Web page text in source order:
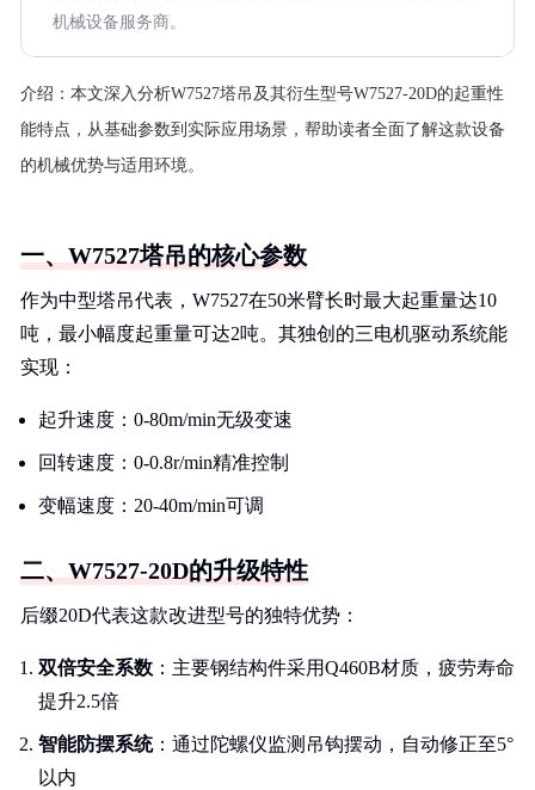
机械设备服务商。
介绍： 本文深入分析W7527塔吊及其衍生型号W7527-20D的起重性
能特点，从基础参数到实际应用场景，帮助读者全面了解这款设备
的机械优势与适用环境。
一、W7527塔吊的核心参数
作为中型塔吊代表，W7527在50米臂长时最大起重量达10
吨，最小幅度起重量可达2吨。其独创的三电机驱动系统能
实现：
起升速度：0-80m/min无级变速
回转速度：0-0.8r/min精准控制
变幅速度：20-40m/min可调
二、W7527-20D的升级特性
后缀20D代表这款改进型号的独特优势：
双倍安全系数 ：主要钢结构件采用Q460B材质，疲劳寿命
提升2.5倍
智能防摆系统：通过陀螺仪监测吊钩摆动，自动修正至5°
以内